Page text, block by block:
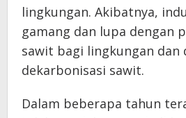
lingkungan. Akibatnya,
gamang dan lupa dengan
sawit bagi lingkungan dan
dekarbonisasi sawit.
Dalam beberapa tahun